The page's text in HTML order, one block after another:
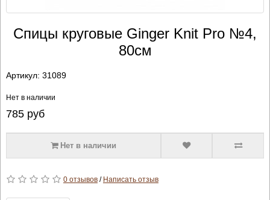
Спицы круговые Ginger Knit Pro №4,
80см
Артикул: 31089
Нет в наличии
785руб
Нет в наличии
0 отзывов/ Написать отзыв